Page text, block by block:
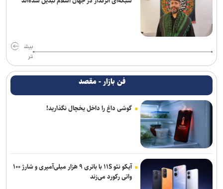
بیش
تر
فن بازار - مقصد
گوشی داغ را داخل یخچال نگذارید!
آیکو نئو ۱۱S با باتری ۹ هزار میلی‌آمپری و شارژ ۱۰۰
واتی رکورد می‌زند